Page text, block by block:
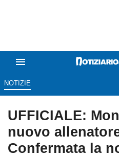
NOTIZIE
UFFICIALE:
nuovo
Confermata la